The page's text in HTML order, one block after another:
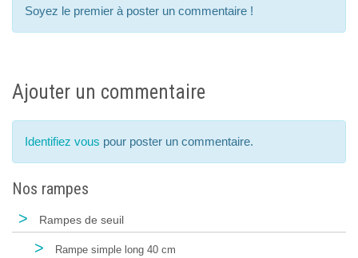
Soyez le premier à poster un commentaire !
Ajouter un commentaire
Identifiez vous pour poster un commentaire.
Nos rampes
> Rampes de seuil
> Rampe simple long 40 cm